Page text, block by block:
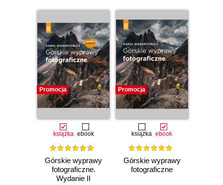
Promocja
książka ebook
Górskie wyprawy
fotograficzne.
Wydanie II
Promocja
książka ebook
Górskie wyprawy
fotograficzne